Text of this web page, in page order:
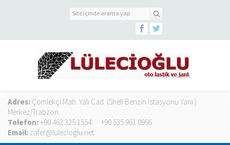
Adres: Çömlekçi Mah. Yalı Cad. (Shell Benzin İstasyonu Yanı )
Merkez/Trabzon
Telefon: +90 462 325 1554
+90 535 961 0996
Email: zafer@lulecioglu.net